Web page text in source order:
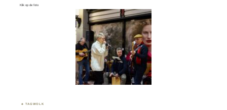
Klik op de foto
TAGWOLK